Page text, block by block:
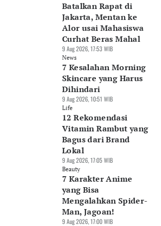
Batalkan Rapat di
Jakarta, Mentan ke
Alor usai Mahasiswa
Curhat Beras Mahal
9 Aug 2026, 17:53 WIB
News
7 Kesalahan Morning
Skincare yang Harus
Dihindari
9 Aug 2026, 10:51 WIB
Life
12 Rekomendasi
Vitamin Rambut yang
Bagus dari Brand
Lokal
9 Aug 2026, 17:05 WIB
Beauty
7 Karakter Anime
yang Bisa
Mengalahkan Spider-
Man, Jagoan!
9 Aug 2026, 17:00 WIB